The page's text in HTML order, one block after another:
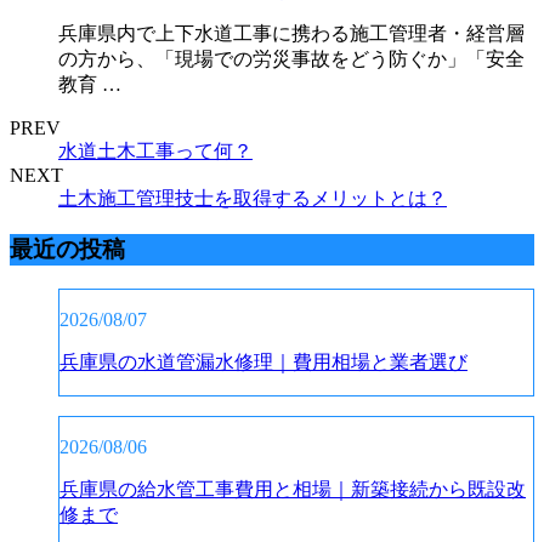
兵庫県内で上下水道工事に携わる施工管理者・経営層
の方から、「現場での労災事故をどう防ぐか」「安全
教育 …
PREV
水道土木工事って何？
NEXT
土木施工管理技士を取得するメリットとは？
最近の投稿
2026/08/07
兵庫県の水道管漏水修理｜費用相場と業者選び
2026/08/06
兵庫県の給水管工事費用と相場｜新築接続から既設改
修まで